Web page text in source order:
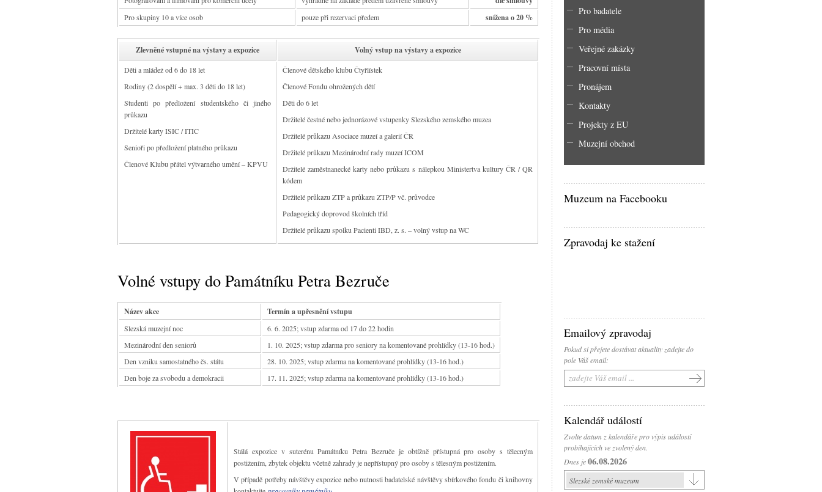
Pro skupiny 10 a více osob pouze při rezervaci předem snížena o 20 %
Zlevněné vstupné na výstavy a expozice Volný vstup na výstavy a expozice
Děti a mládež od 6 do 18 let
Rodiny (2 dospělí + max. 3 děti do 18 let)
Studenti po předložení studentského či jiného
průkazu
Držitelé karty ISIC / ITIC
Senioři po předložení platného průkazu
Členové Klubu přátel výtvarného umění – KPVU
Členové dětského klubu Čtyřlístek
Členové Fondu ohrožených dětí
Děti do 6 let
Držitelé čestné nebo jednorázové vstupenky Slezského zemského muzea
Držitelé průkazu Asociace muzeí a galerií ČR
Držitelé průkazu Mezinárodní rady muzeí ICOM
Držitelé zaměstnanecké karty nebo průkazu s nálepkou Ministertva kultury ČR / QR
kódem
Držitelé průkazu ZTP a průkazu ZTP/P vč. průvodce
Pedagogický doprovod školních tříd
Držitelé průkazu spolku Pacienti IBD, z. s. – volný vstup na WC
Volné vstupy do Památníku Petra Bezruče
Název akce Termín a upřesnění vstupu
Slezská muzejní noc
6. 6. 2025; vstup zdarma od 17 do 22 hodin
Mezinárodní den seniorů
1. 10. 2025; vstup zdarma pro seniory na komentované prohlídky (13-16 hod.)
Den vzniku samostatného čs. státu
28. 10. 2025; vstup zdarma na komentované prohlídky (13-16 hod.)
Den boje za svobodu a demokracii
17. 11. 2025; vstup zdarma na komentované prohlídky (13-16 hod.)
Stálá expozice v suterénu Památníku Petra Bezruče je obtížně přístupná pro osoby s tělecným
postižením, zbytek objektu včetně zahrady je nepřístupný pro osoby s tělesným postižením.
V případě potřeby návštěvy expozice nebo nutnosti badatelské návštěvy sbírkového fondu či knihovny
Pro badatele
Pro média
Veřejné zakázky
Pracovní místa
Pronájem
Kontakty
Projekty z EU
Muzejní obchod
Muzeum na Facebooku
Zpravodaj ke stažení
Emailový zpravodaj
Pokud si přejete dostávat aktuality zadejte do
pole Váš email:
Kalendář událostí
Zvolte datum z kalendáře pro výpis událostí
probíhajících ve zvolený den.
Dnes je06.08.2026
Slezské zemské muzeum